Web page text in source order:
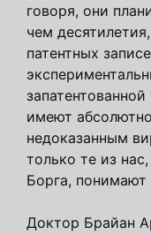
говоря, они
чем
патентных
имеют
недоказанным
только те из
Борга, понимают
Доктор Брайан